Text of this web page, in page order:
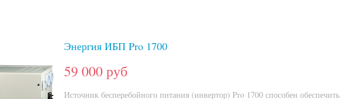
Энергия ИБП Pro 1700
59 000 руб
Источник бесперебойного питания (инвертор) Pro 1700 способен обеспечить